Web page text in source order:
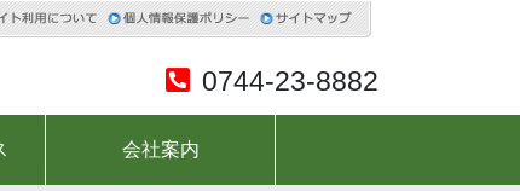
0744-23-8882
会社案内